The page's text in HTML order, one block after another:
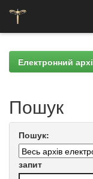
navigationЕлектронний
Пошук
Пошук:
запит